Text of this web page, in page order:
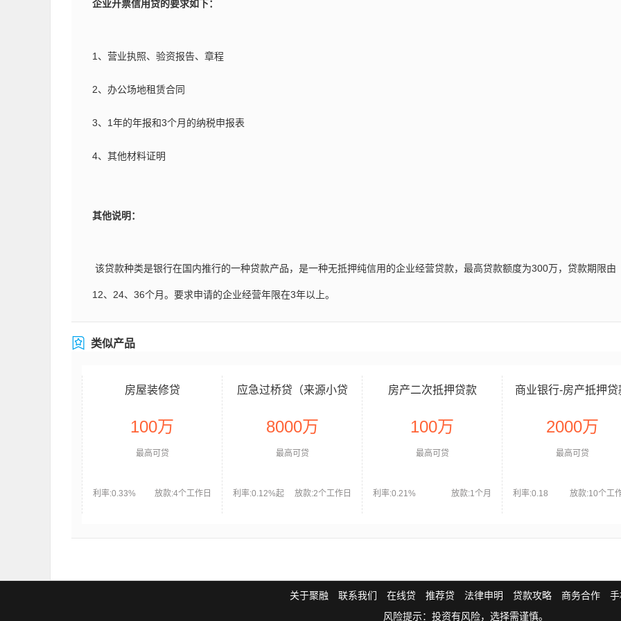
企业开票信用贷的要求如下：
1、营业执照、验资报告、章程
2、办公场地租赁合同
3、1年的年报和3个月的纳税申报表
4、其他材料证明
其他说明：
该贷款种类是银行在国内推行的一种贷款产品，是一种无抵押纯信用的企业经营贷款，最高贷款额度为300万，贷款期限由
12、24、36个月。要求申请的企业经营年限在3年以上。
类似产品
房屋装修贷
100万
最高可贷
利率:0.33% 放款:4个工作日
应急过桥贷（来源小贷
机构
8000万
最高可贷
利率:0.12%起 放款:2个工作日
房产二次抵押贷款
100万
最高可贷
利率:0.21% 放款:1个月
商业银行-房产抵押贷
2000万
最高可贷
利率:0.18 放款:10个工
关于聚融 联系我们 在线贷 推荐贷 法律申明 贷款攻略 商务合作
风险提示：投资有风险，选择需谨慎。